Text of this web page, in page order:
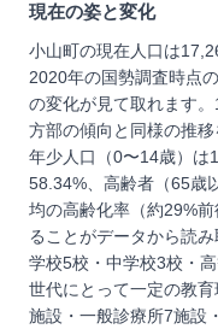
現在の姿と変化
小山町の現在人口は
2020年の国勢調査時点
の変化が見て取れます
方部の傾向と同様の推移
年少人口（0〜14歳）は
58.34%、高齢者（65歳
均の高齢化率（約29%
ることがデータから読
学校5校・中学校3校・
世代にとって一定の教
施設・一般診療所7施設